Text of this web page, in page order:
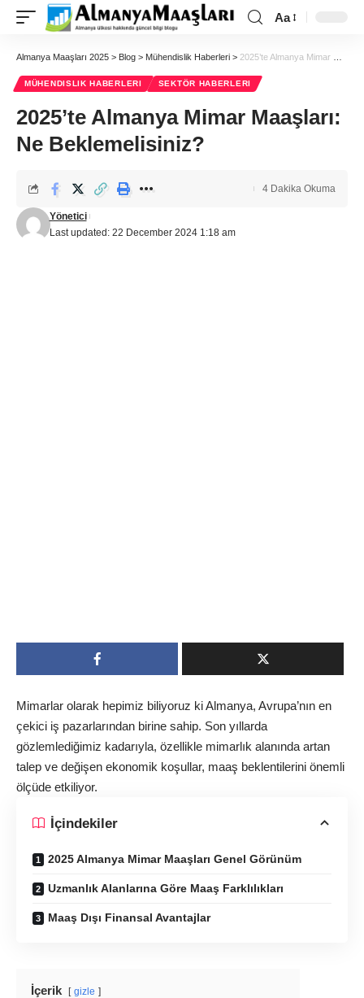
Aa
Almanya Maaşları 2025 > Blog > Mühendislik Haberleri > 2025’te Almanya Mimar Maaşları: Ne Beklemelisiniz?
MÜHENDISLIK HABERLERI SEKTÖR HABERLERI
2025’te Almanya Mimar Maaşları:
Ne Beklemelisiniz?
Last updated: 22 December 2024 1:18 am
Yönetici
4 Dakika Okuma
Mimarlar olarak hepimiz biliyoruz ki Almanya, Avrupa’nın en
çekici iş pazarlarından birine sahip. Son yıllarda
gözlemlediğimiz kadarıyla, özellikle mimarlık alanında artan
talep ve değişen ekonomik koşullar, maaş beklentilerini önemli
ölçüde etkiliyor.
İçindekiler
2025 Almanya Mimar Maaşları Genel Görünüm
Uzmanlık Alanlarına Göre Maaş Farklılıkları
Maaş Dışı Finansal Avantajlar
İçerik gizle